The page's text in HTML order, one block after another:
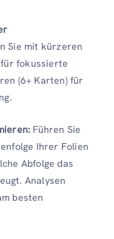
Sie mit kürzeren
fokussierte
(6+ Karten) für
Führen Sie
Ihrer Folien
Abfolge das
Analysen
besten